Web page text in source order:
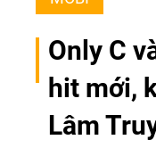
Only C
hit mới,
Lâm